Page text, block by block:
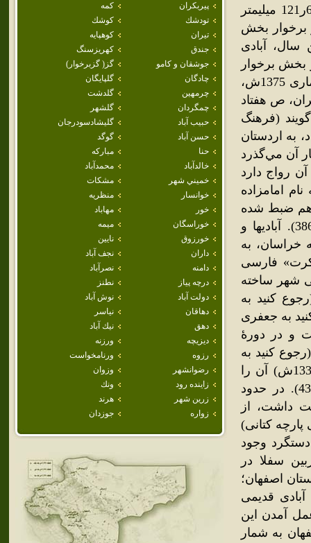
پيربكران
كمه
تودشك
كوشك
تيران
كوهپايه
جندق
كهريزسنگ
جوشقان و كامو
گز( گزبرخوار)
چادگان
گلپايگان
چرمهين
گلدشت
چمگردان
گلشهر
حبيب آباد
گليشادسودرجان
حسن آباد
گوگد
حنا
مباركه
خالدآباد
محمدآباد
خميني شهر
مشكات
خوانسار
منظريه
خور
مهاباد
خوراسگان
ميمه
خورزوق
نايين
داران
نجف آباد
دامنه
نصرآباد
درچه پياز
نطنز
دولت آباد
نوش آباد
دهاقان
نياسر
دهق
نيك آباد
ديزيچه
ورزنه
رزوه
ورنامخواست
رضوانشهر
وزوان
زاينده رود
ونك
زرين شهر
هرند
زواره
جوزدان
در مرداد، كمترين آن ْ2ر12- در بهمن، و ميانگين بارش ساليانۀ آن 6ر121 ميليمتر
و برخوار بخش
سال، آبادى
شد و با تشكيل شهرستان برخوار و ميمه در تير 1368 و بخش برخوار
در فروردين 1379، تابع شهرستان و بخش مذكور گرديد . در سرشمارى 1375ش،
ايران، ص هفتاد
(فرهنگ
به اردستان
آن مي‌گذرد
در آن رواج دارد
به نام امامزاده
هم ضبط شده
است (رجوع كنيد به جابرى انصارى، ص 438؛ مهريار، ج 1، ص 386). آباديها و
خراسان، به
فارسى
شهر ساخته
كنيد به
كنيد به جعفرى
است و در دورۀ
كنيد به
افضل‌الملك، ص 78؛ اصفهانى، ص 300). جابرى انصارى (متوفى 1335ش) آن را
قريه‌اى با چهار هزار سكنه ذكر كرده است (رجوع كنيد به ص 438). در حدود
دستگرد 119،5 تن جمعيت داشت، از
كتانى)
وجود
سفلا در
اصفهان؛
قديمى
آمدن اين
به شمار